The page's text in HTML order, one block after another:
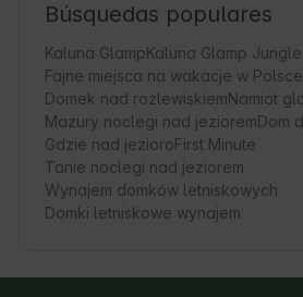
Búsquedas populares
Kaluna GlampKaluna Glamp Jungle
Fajne miejsca na wakacje w Polsce
Domek nad rozlewiskiemNamiot
Mazury noclegi nad jezioremDom
Gdzie nad jezioroFirst Minute
Tanie noclegi nad jeziorem
Wynajem domków letniskowych
Domki letniskowe wynajem